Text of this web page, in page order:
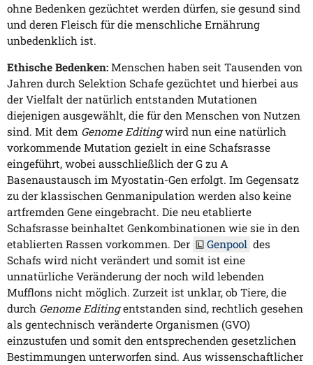
ohne Bedenken gezüchtet werden dürfen, sie gesund sind
und deren Fleisch für die menschliche Ernährung
unbedenklich ist.
Ethische Bedenken: Menschen haben seit Tausenden von
Jahren durch Selektion Schafe gezüchtet und hierbei aus
der Vielfalt der natürlich entstanden Mutationen
diejenigen ausgewählt, die für den Menschen von Nutzen
sind. Mit dem Genome Editingwird nun eine natürlich
vorkommende Mutation gezielt in eine Schafsrasse
eingeführt, wobei ausschließlich der G zu A
Basenaustausch im Myostatin-Gen erfolgt. Im Gegensatz
zu der klassischen Genmanipulation werden also keine
artfremden Gene eingebracht. Die neu etablierte
Schafsrasse beinhaltet Genkombinationen wie sie in den
etablierten Rassen vorkommen. Der
Genpool des
Schafs wird nicht verändert und somit ist eine
unnatürliche Veränderung der noch wild lebenden
Mufflons nicht möglich. Zurzeit ist unklar, ob Tiere, die
durch Genome Editingentstanden sind, rechtlich gesehen
als gentechnisch veränderte Organismen (GVO)
einzustufen und somit den entsprechenden gesetzlichen
Bestimmungen unterworfen sind. Aus wissenschaftlicher